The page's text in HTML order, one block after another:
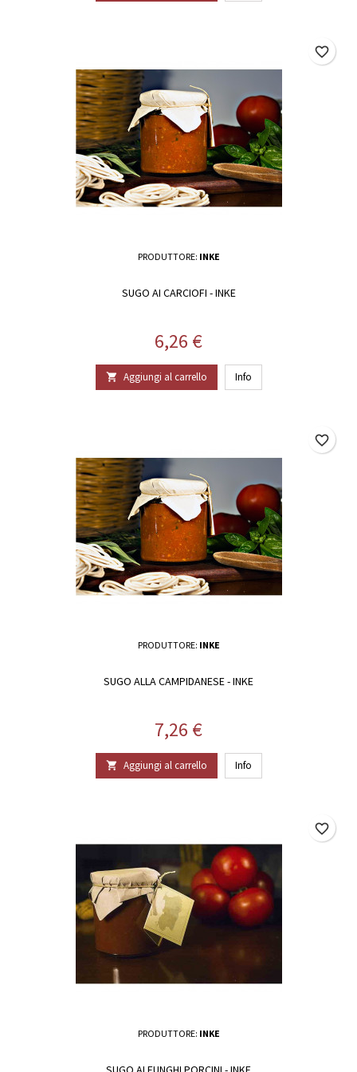
PRODUTTORE: INKE
SUGO AI CARCIOFI - INKE
Prezzo
6,26 €
 Aggiungi al carrello Info
favorite_border
PRODUTTORE: INKE
SUGO ALLA CAMPIDANESE - INKE
Prezzo
7,26 €
 Aggiungi al carrello Info
favorite_border
PRODUTTORE: INKE
favorite_border